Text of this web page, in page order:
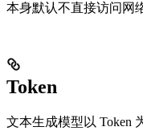
本身默认不直接访问网
Token
文本生成模型以 Token